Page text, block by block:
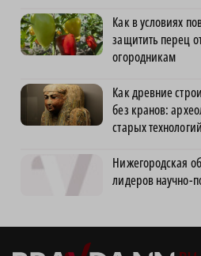
Как в условиях
защитить перец
огородникам
Как древние
без кранов:
старых технологий
Нижегородская
лидеров научно-